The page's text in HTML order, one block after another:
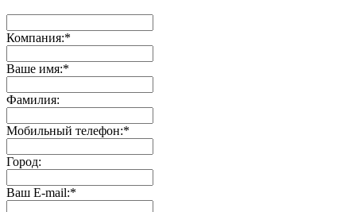
Компания:*
Ваше имя:*
Фамилия:
Мобильный телефон:*
Город:
Ваш E-mail:*